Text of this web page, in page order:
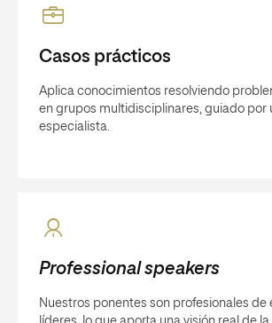
Casos prácticos
Aplica conocimientos resolviendo
en grupos multidisciplinares, guiado por
especialista.
Professional speakers
Nuestros ponentes son profesionales de